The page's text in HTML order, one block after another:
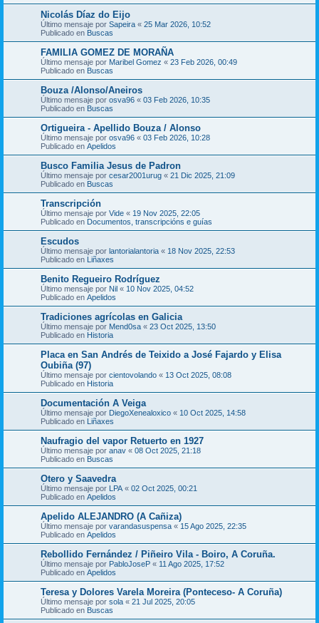
Nicolás Díaz do Eijo
Último mensaje por Sapeira « 25 Mar 2026, 10:52
Publicado en Buscas
FAMILIA GOMEZ DE MORAÑA
Último mensaje por Maribel Gomez « 23 Feb 2026, 00:49
Publicado en Buscas
Bouza /Alonso/Aneiros
Último mensaje por osva96 « 03 Feb 2026, 10:35
Publicado en Buscas
Ortigueira - Apellido Bouza / Alonso
Último mensaje por osva96 « 03 Feb 2026, 10:28
Publicado en Apelidos
Busco Familia Jesus de Padron
Último mensaje por cesar2001urug « 21 Dic 2025, 21:09
Publicado en Buscas
Transcripción
Último mensaje por Vide « 19 Nov 2025, 22:05
Publicado en Documentos, transcripcións e guías
Escudos
Último mensaje por lantorialantoria « 18 Nov 2025, 22:53
Publicado en Liñaxes
Benito Regueiro Rodríguez
Último mensaje por Nil « 10 Nov 2025, 04:52
Publicado en Apelidos
Tradiciones agrícolas en Galicia
Último mensaje por Mend0sa « 23 Oct 2025, 13:50
Publicado en Historia
Placa en San Andrés de Teixido a José Fajardo y Elisa
Oubiña (97)
Último mensaje por cientovolando « 13 Oct 2025, 08:08
Publicado en Historia
Documentación A Veiga
Último mensaje por DiegoXenealoxico « 10 Oct 2025, 14:58
Publicado en Liñaxes
Naufragio del vapor Retuerto en 1927
Último mensaje por anav « 08 Oct 2025, 21:18
Publicado en Buscas
Otero y Saavedra
Último mensaje por LPA « 02 Oct 2025, 00:21
Publicado en Apelidos
Apelido ALEJANDRO (A Cañiza)
Último mensaje por varandasuspensa « 15 Ago 2025, 22:35
Publicado en Apelidos
Rebollido Fernández / Piñeiro Vila - Boiro, A Coruña.
Último mensaje por PabloJoseP « 11 Ago 2025, 17:52
Publicado en Apelidos
Teresa y Dolores Varela Moreira (Ponteceso- A Coruña)
Último mensaje por sola « 21 Jul 2025, 20:05
Publicado en Buscas